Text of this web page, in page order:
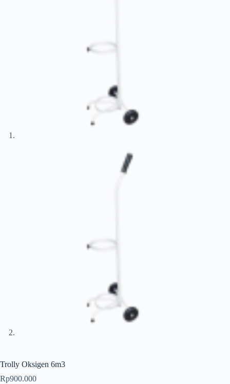
Trolly Oksigen 6m3
Rp900.000